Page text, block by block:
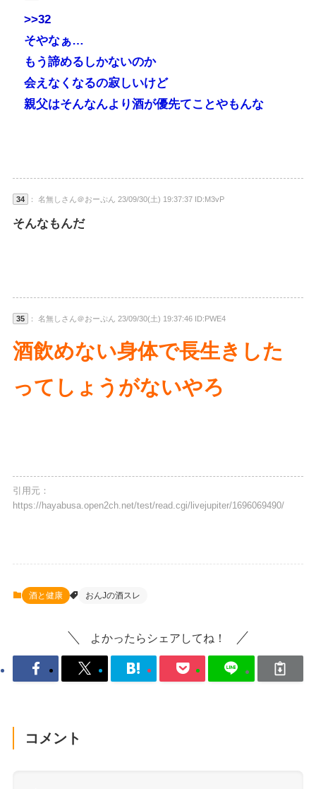
>>32
そやなぁ…
もう諦めるしかないのか
会えなくなるの寂しいけど
親父はそんなんより酒が優先てことやもんな
34 ： 名無しさん＠おーぷん 23/09/30(土) 19:37:37 ID:M3vP
そんなもんだ
35 ： 名無しさん＠おーぷん 23/09/30(土) 19:37:46 ID:PWE4
酒飲めない身体で長生きした
ってしょうがないやろ
引用元：
https://hayabusa.open2ch.net/test/read.cgi/livejupiter/1696069490/
酒と健康 おんJの酒スレ
よかったらシェアしてね！
コメント